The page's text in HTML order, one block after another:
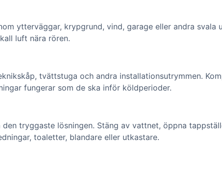
ytterväggar, krypgrund, vind, garage eller andra svala
luft nära rören.
tvättstuga och andra installationsutrymmen.
fungerar som de ska inför köldperioder.
tryggaste lösningen. Stäng av vattnet, öppna
toaletter, blandare eller utkastare.